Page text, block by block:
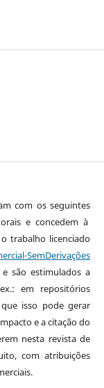
com os seguintes
e concedem à
trabalho licenciado
SemDerivações
são estimulados a
em repositórios
isso pode gerar
e a citação do
nesta revista de
com atribuições